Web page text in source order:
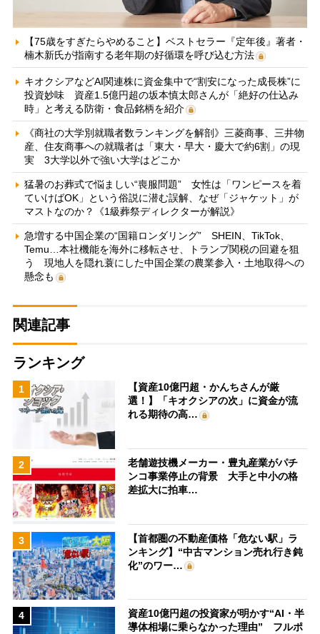
【75歳をすぎたらやめること】ベストセラー『定年後』著者・
楠木新氏が指南する老年期の好循環を呼び込む方法
キオクシアなどAI関連株に資金集中で“割安になった成長株”に
投資妙味 資産1.5億円超の坂本慎太郎さんが「絶好の仕込み
時」と考える防衛・食品銘柄を紹介
《商社の大学別就職者数ランキングを解剖》三菱商事、三井物
産、住友商事への就職者は「東大・早大・慶大で約6割」の現
実 3大学以外で強い大学はどこか
猛暑のお葬式で悩ましい“喪服問題” 女性は「ワンピースを着
ていけばOK」という俗説に潜む誤解、なぜ「ジャケット」が
マストなのか？《1級葬祭ディレクターが解説》
急増する中国企業の“国籍ロンダリング” SHEIN、TikTok、
Temu…本社機能を海外に移転させ、トランプ関税の回避を狙
う 現地人を隠れ蓑にした中国企業の農業参入・土地取得への
懸念も
関連記事
ランキング
1
【資産10億円超・かんちさんが厳
選！】「キオクシアの次」に資金が流
れる期待の高…
2
老舗遊技機メーカー・豊丸産業がパチ
ンコ事業停止の背景 大手と中小の格
差拡大に拍車…
3
【首都圏の不動産価格「危ない駅」ラ
ンキング】“中古マンション売れ行き鈍
化”のワー…
4
資産10億円超の投資家が明かす“AI・半
導体相場に乗らなかった理由” フルポ